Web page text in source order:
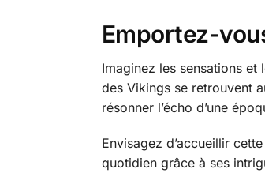
Emportez-
Imaginez les sensations et
des Vikings se retrouvent
résonner l’écho d’une
Envisagez d’accueillir
quotidien grâce à ses